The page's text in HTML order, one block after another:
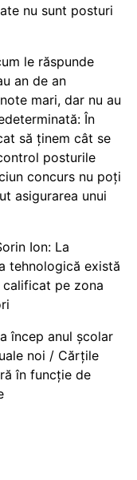
nu sunt posturi
le răspunde
an de an
mari, dar nu au
În
să ținem cât se
posturile
concurs nu poți
asigurarea unui
Ion: La
tehnologică există
pe zona
încep anul școlar
noi / Cărțile
în funcție de